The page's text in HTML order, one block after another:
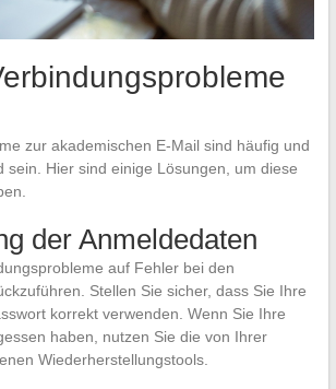
zur akademischen E-Mail sind häufig und
sein. Hier sind einige Lösungen, um diese
der Anmeldedaten
auf Fehler bei den
Stellen Sie sicher, dass Sie Ihre
korrekt verwenden. Wenn Sie Ihre
haben, nutzen Sie die von Ihrer
Wiederherstellungstools.